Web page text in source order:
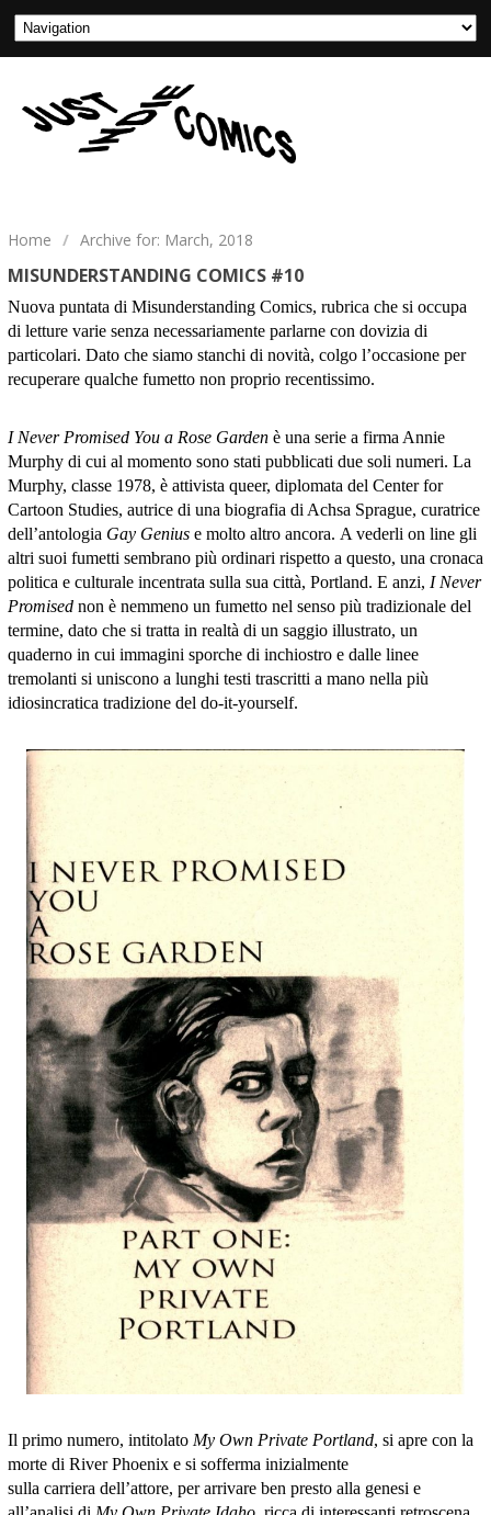
Home / Archive for: March, 2018
MISUNDERSTANDING COMICS #10
Nuova puntata di Misunderstanding Comics, rubrica che si occupa
di letture varie senza necessariamente parlarne con dovizia di
particolari. Dato che siamo stanchi di novità, colgo l’occasione per
recuperare qualche fumetto non proprio recentissimo.
I Never Promised You a Rose Gardenè una serie a firma Annie
Murphy di cui al momento sono stati pubblicati due soli numeri. La
Murphy, classe 1978, è attivista queer, diplomata del Center for
Cartoon Studies, autrice di una biografia di Achsa Sprague, curatrice
dell’antologia Gay Geniuse molto altro ancora. A vederli on line gli
altri suoi fumetti sembrano più ordinari rispetto a questo, una cronaca
politica e culturale incentrata sulla sua città, Portland. E anzi, I Never
Promisednon è nemmeno un fumetto nel senso più tradizionale del
termine, dato che si tratta in realtà di un saggio illustrato, un
quaderno in cui immagini sporche di inchiostro e dalle linee
tremolanti si uniscono a lunghi testi trascritti a mano nella più
idiosincratica tradizione del do-it-yourself.
Il primo numero, intitolato My Own Private Portland, si apre con la
morte di River Phoenix e si sofferma inizialmente
sulla carriera dell’attore, per arrivare ben presto alla genesi e